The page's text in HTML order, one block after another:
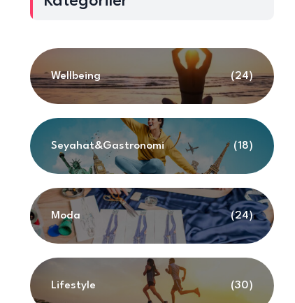
Wellbeing (24)
Seyahat&Gastronomi (18)
Moda (24)
Lifestyle (30)